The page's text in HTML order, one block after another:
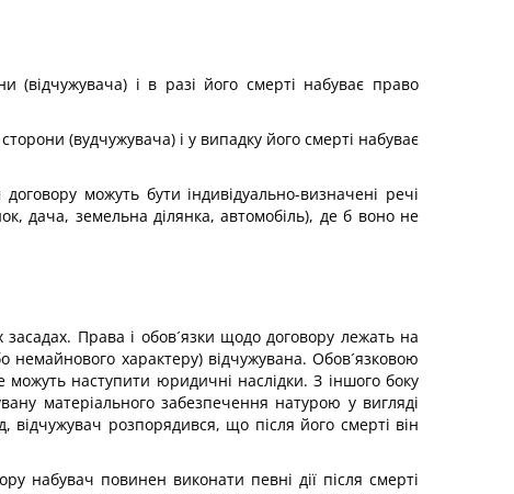
(відчужувача) і в разі його смерті набуває право
(вудчужувача) і у випадку його смерті набуває
можуть бути індивідуально-визначені речі
дача, земельна ділянка, автомобіль), де б воно не
Права і обов´язки щодо договору лежать на
характеру) відчужувана. Обов´язковою
наступити юридичні наслідки. З іншого боку
матеріального забезпечення натурою у вигляді
відчужувач розпорядився, що після його смерті він
набувач повинен виконати певні дії після смерті